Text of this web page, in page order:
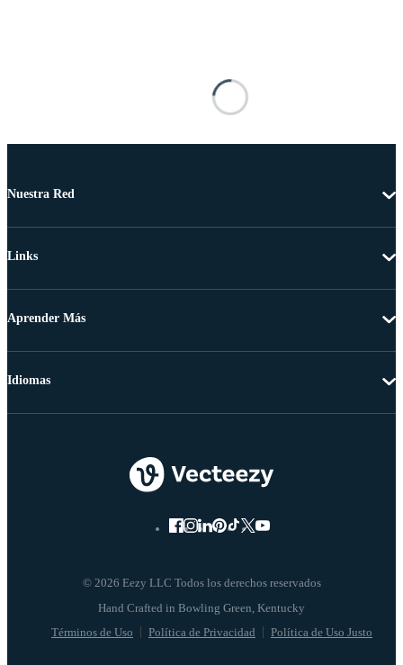
Nuestra Red
Links
Aprender Más
© 2026 Eezy LLC Todos los derechos reservados
Términos de Uso Política de Privacidad Política de Uso Justo
Idiomas